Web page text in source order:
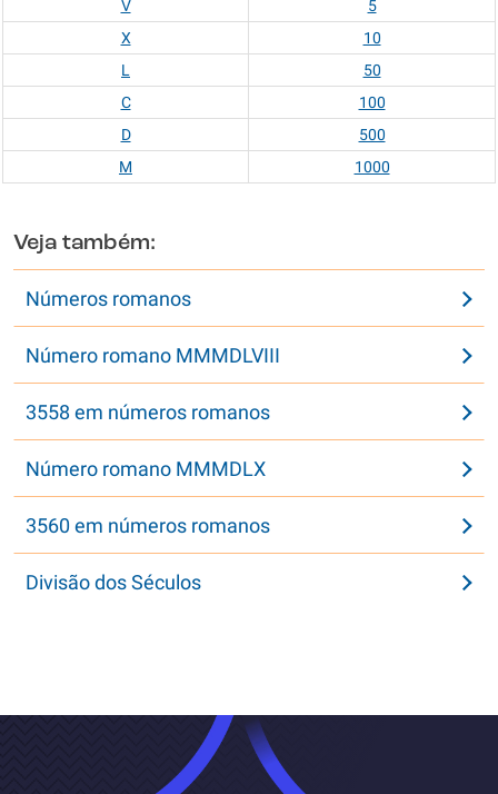
V
5
X
10
L
50
C
100
D
500
M
1000
Veja também:
Números romanos
Número romano MMMDLVIII
3558 em números romanos
Número romano MMMDLX
3560 em números romanos
Divisão dos Séculos